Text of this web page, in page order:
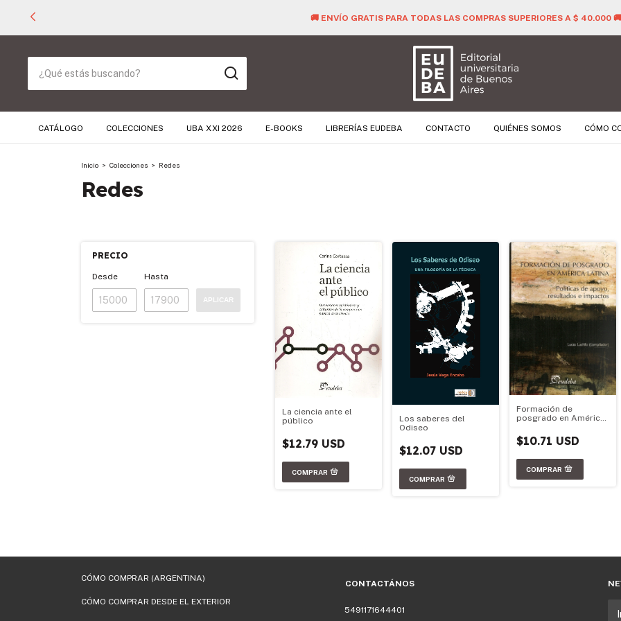
🚚 ENVÍO GRATIS PARA TODAS LAS COMPRAS SUPERIORES A $ 40.000 🚚
CATÁLOGO COLECCIONES UBA XXI 2026 E-BOOKS LIBRERÍAS EUDEBA CONTACTO QUIÉNES SOMOS CÓMO
Inicio > Colecciones > Redes
Redes
PRECIO
Desde Hasta
APLICAR
La ciencia ante el
público
$12.79 USD
Los saberes del
Odiseo
$12.07 USD
Formación de
posgrado en América
$10.71 USD
CÓMO COMPRAR (ARGENTINA)
CÓMO COMPRAR DESDE EL EXTERIOR
CONTACTÁNOS
5491171644401